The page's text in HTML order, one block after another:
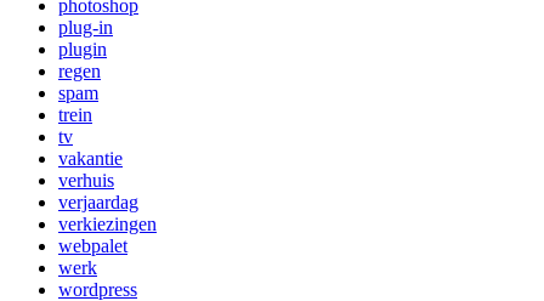
photoshop
plug-in
plugin
regen
spam
trein
tv
vakantie
verhuis
verjaardag
verkiezingen
webpalet
werk
wordpress